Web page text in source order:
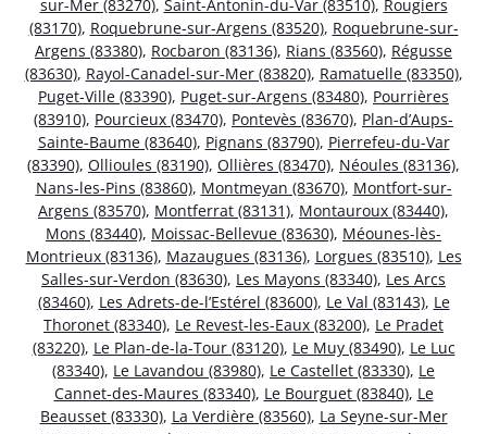
sur-Mer (83270), Saint-Antonin-du-Var (83510), Rougiers
(83170), Roquebrune-sur-Argens (83520), Roquebrune-sur-
Argens (83380), Rocbaron (83136), Rians (83560), Régusse
(83630), Rayol-Canadel-sur-Mer (83820), Ramatuelle (83350),
Puget-Ville (83390), Puget-sur-Argens (83480), Pourrières
(83910), Pourcieux (83470), Pontevès (83670), Plan-d’Aups-
Sainte-Baume (83640), Pignans (83790), Pierrefeu-du-Var
(83390), Ollioules (83190), Ollières (83470), Néoules (83136),
Nans-les-Pins (83860), Montmeyan (83670), Montfort-sur-
Argens (83570), Montferrat (83131), Montauroux (83440),
Mons (83440), Moissac-Bellevue (83630), Méounes-lès-
Montrieux (83136), Mazaugues (83136), Lorgues (83510), Les
Salles-sur-Verdon (83630), Les Mayons (83340), Les Arcs
(83460), Les Adrets-de-l’Estérel (83600), Le Val (83143), Le
Thoronet (83340), Le Revest-les-Eaux (83200), Le Pradet
(83220), Le Plan-de-la-Tour (83120), Le Muy (83490), Le Luc
(83340), Le Lavandou (83980), Le Castellet (83330), Le
Cannet-des-Maures (83340), Le Bourguet (83840), Le
Beausset (83330), La Verdière (83560), La Seyne-sur-Mer